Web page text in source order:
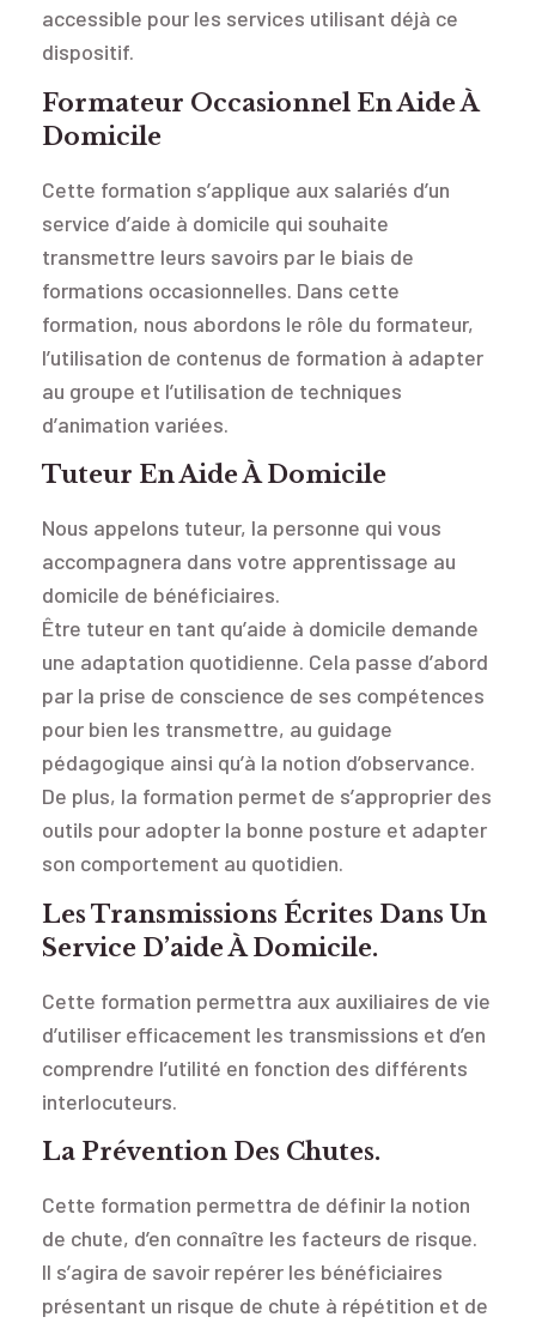
accessible pour les services utilisant déjà ce
dispositif.
Formateur Occasionnel En Aide À
Domicile
Cette formation s’applique aux salariés d’un
service d’aide à domicile qui souhaite
transmettre leurs savoirs par le biais de
formations occasionnelles. Dans cette
formation, nous abordons le rôle du formateur,
l’utilisation de contenus de formation à adapter
au groupe et l’utilisation de techniques
d’animation variées.
Tuteur En Aide À Domicile
Nous appelons tuteur, la personne qui vous
accompagnera dans votre apprentissage au
domicile de bénéficiaires.
Être tuteur en tant qu’aide à domicile demande
une adaptation quotidienne. Cela passe d’abord
par la prise de conscience de ses compétences
pour bien les transmettre, au guidage
pédagogique ainsi qu’à la notion d’observance.
De plus, la formation permet de s’approprier des
outils pour adopter la bonne posture et adapter
son comportement au quotidien.
Les Transmissions Écrites Dans Un
Service D’aide À Domicile.
Cette formation permettra aux auxiliaires de vie
d’utiliser efficacement les transmissions et d’en
comprendre l’utilité en fonction des différents
interlocuteurs.
La Prévention Des Chutes.
Cette formation permettra de définir la notion
de chute, d’en connaître les facteurs de risque.
Il s’agira de savoir repérer les bénéficiaires
présentant un risque de chute à répétition et de